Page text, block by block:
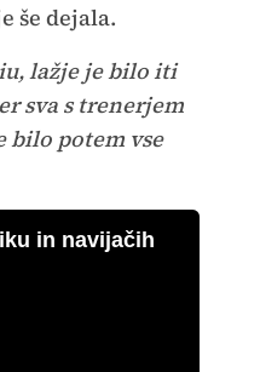
še dejala.
lažje je bilo iti
sva s trenerjem
bilo potem vse
in navijačih